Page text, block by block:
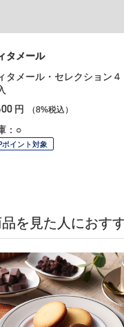
タメール
タメール・セレクション４
円 （8%税込）
：○
ポイント対象
を見た人におす